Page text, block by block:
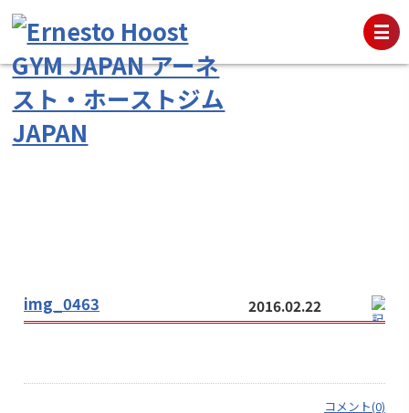
img_0463 2016.02.22
コメント(0)